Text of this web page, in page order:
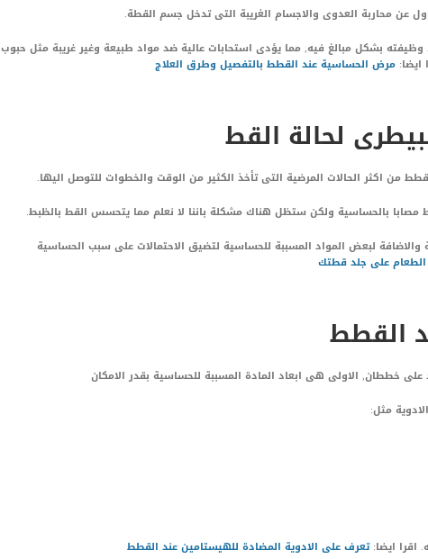
عن محاربة العدوى والاجسام الغريبة التى تدخل جسم القطة.
وظيفته بشكل مبالغ فيه, مما يؤدى استحابات عالية ضد مواد طبيعة وغير غريبة مثل حبوب
ايضا: مرض الحساسية عند القطط بالتفصيل وطرق العلاج
لحالة القط
من اكثر الحالات المرضية التى تأخذ الكثير من الوقت والخطوات للتوصل اليها.
بالحساسية ولكن ستظل هناك مشكلة باننا لا نعلم مما يتحسس القط بالظبط.
لبعض المواد المسببة للحساسية لتضيق الاحتمالات على سبب الحساسية
الطعام على جلد قطتك
القطط
خططان, الاولى هى ابعاد المادة المسببة للحساسية بقدر الامكان
مثل:
اقرا ايضا:تعرف على الادوية المضادة للهيستامين عند القطط